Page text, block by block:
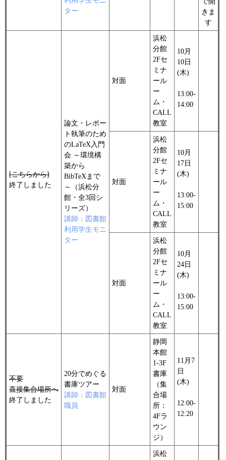
ター
きま
す
[こちらから]
終了しました
論文・レポー
ト執筆のため
のLaTeX入門
会 ～環境構
築から
BibTeXまで
～（浜松分
館・全3回シ
リーズ）
講師：図書館
利用学生モニ
ター
対面
浜松
分館
2Fセ
ミナ
ール
ー
ム・
CALL
教室
10月
10日
(木)
13:00-
14:00
対面
浜松
分館
2Fセ
ミナ
ール
ー
ム・
CALL
教室
10月
17日
(木)
13:00-
15:00
対面
浜松
分館
2Fセ
ミナ
ール
ー
ム・
CALL
教室
10月
24日
(木)
13:00-
15:00
不要
直接集合場所へ
終了しました
20分でめぐる
書庫ツアー
講師：図書館
職員
対面
静岡
本館
1-3F
書庫
（集
合場
所：
4Fラ
ウン
ジ）
11月7
日
(木)
12:00-
12:20
浜松